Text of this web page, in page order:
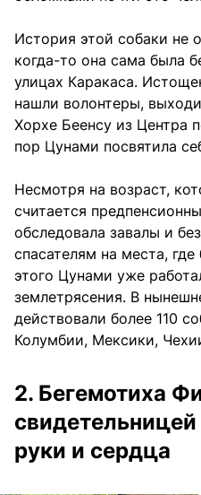
История этой собаки не
когда-то она сама была
улицах Каракаса.
нашли волонтеры,
Хорхе Беенсу из Центра
пор Цунами посвятила
Несмотря на возраст,
считается
обследовала завалы и
спасателям на места,
этого Цунами уже
землетрясения. В
действовали более 110
Колумбии, Мексики,
2. Бегемотиха
руки и сердца